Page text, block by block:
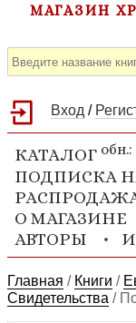
МАГАЗИН
Вход /
КАТАЛОГ обн.:
ПОДПИСКА
О МАГАЗИНЕ
АВТОРЫ
Главная / Книги /
Свидетельства /